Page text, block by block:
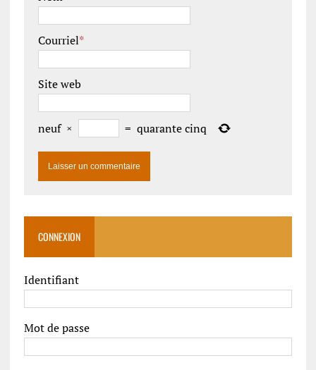
Courriel*
Site web
neuf × = quarante cinq
CONNEXION
Identifiant
Mot de passe